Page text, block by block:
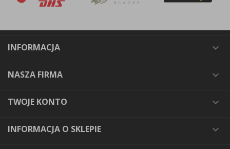
INFORMACJA 
NASZA FIRMA 
TWOJE KONTO 
INFORMACJA O SKLEPIE 